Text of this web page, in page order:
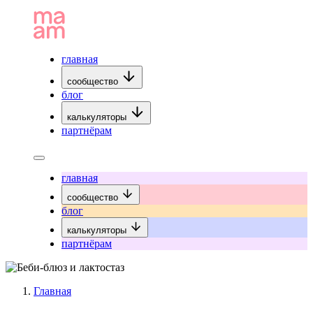
главная
сообщество
блог
калькуляторы
партнёрам
главная
сообщество
блог
калькуляторы
партнёрам
Главная